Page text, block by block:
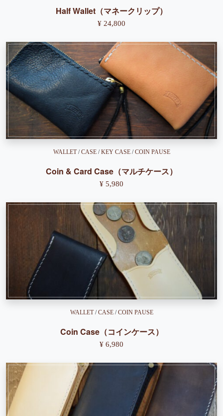
Half Wallet（マネークリップ）
¥ 24,800
WALLET/CASE/KEY CASE/COIN PAUSE
Coin & Card Case（マルチケース）
¥ 5,980
WALLET/CASE/COIN PAUSE
Coin Case（コインケース）
¥ 6,980